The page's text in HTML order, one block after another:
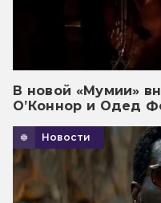
В новой «Мумии»
О’Коннор и Одед
Новости